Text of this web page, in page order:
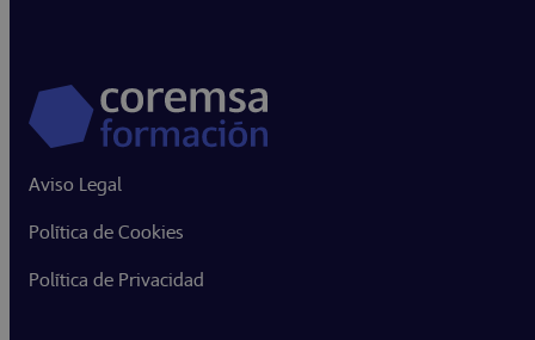
Aviso Legal
Política de Cookies
Política de Privacidad